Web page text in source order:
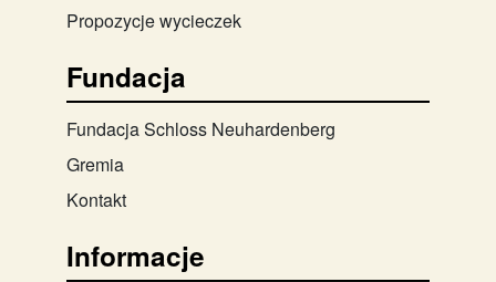
Propozycje wycieczek
Fundacja
Fundacja Schloss Neuhardenberg
Gremia
Kontakt
Informacje